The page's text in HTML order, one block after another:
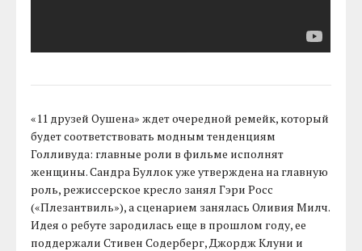
«11 друзей Оушена» ждет очередной ремейк, который
будет соответствовать модным тенденциям
Голливуда: главные роли в фильме исполнят
женщины. Сандра Буллок уже утверждена на главную
роль, режиссерское кресло занял Гэри Росс
(«Плезантвиль»), а сценарием занялась Оливия Милч.
Идея о ребуте зародилась еще в прошлом году, ее
поддержали Стивен Содерберг, Джордж Клуни и